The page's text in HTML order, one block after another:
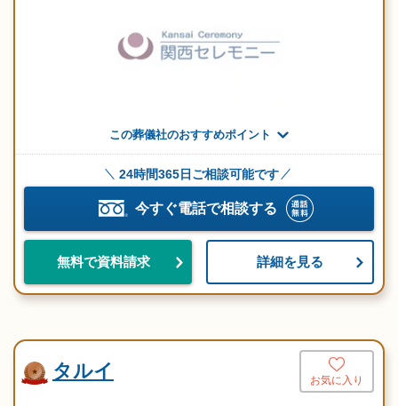
この葬儀社のおすすめポイント
24時間365日ご相談可能です
今すぐ電話で相談する
無料で資料請求 詳細を見る
タルイ お気に入り